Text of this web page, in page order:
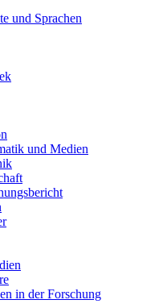
und Sprachen
und Medien
in der Forschung